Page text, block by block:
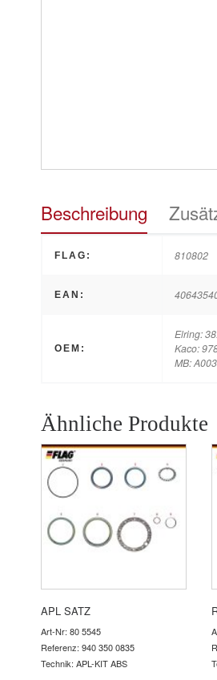
Beschreibung
FLAG: 810802
EAN:
OEM:
Elring:
Kaco:
MB:
Ähnliche Produkte
APL SATZ
Art-Nr: 80 5545
Referenz: 940 350 0835
Technik: APL-KIT ABS